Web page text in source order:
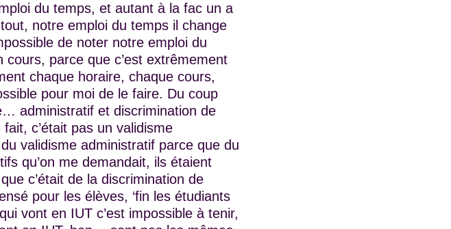
du temps, et autant à la fac un a
notre emploi du temps il change
de noter notre emploi du
parce que c’est extrêmement
chaque horaire, chaque cours,
pour moi de le faire. Du coup
administratif et discrimination de
c’était pas un validisme
validisme administratif parce que du
qu’on me demandait, ils étaient
c’était de la discrimination de
pour les élèves, ‘fin les étudiants
vont en IUT c’est impossible à tenir,